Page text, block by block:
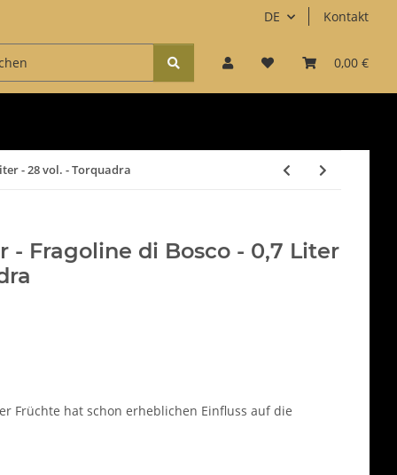
DE Kontakt
0,00 €
Kaffee & Süßes Accessoires
- 28 vol. - Torquadra
- Fragoline di Bosco - 0,7 Liter
Früchte hat schon erheblichen Einfluss auf die